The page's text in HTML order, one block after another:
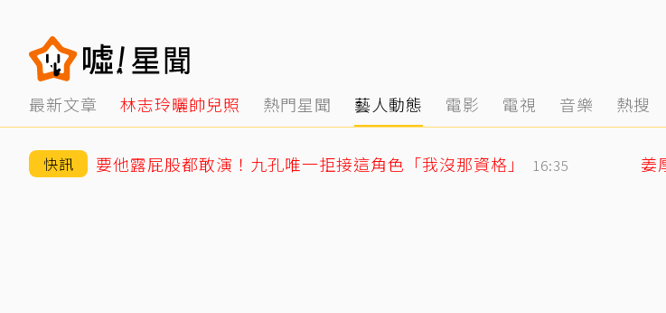
最新文章 林志玲曬帥兒照 熱門星聞 藝人動態 電影 電視 音樂 熱搜
快訊 要他露屁股都敢演！九孔唯一拒接這角色「我沒那資格」 16:35